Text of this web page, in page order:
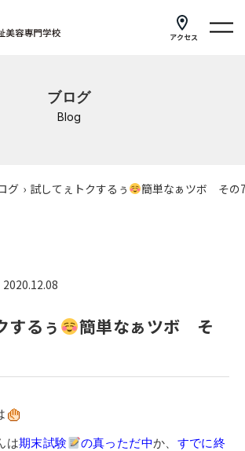
アクセス
ブログ
Blog
グ › 試してぇトクするぅ 簡単なぁツボ その
2020.12.08
するぅ
簡単なぁツボ そ
は期末試験 の真っただ中か、 すでに終